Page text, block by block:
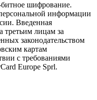
шифрование.
информации
Введенная
третьим лицам за
законодательством
картам
с требованиями
Europe Sprl.